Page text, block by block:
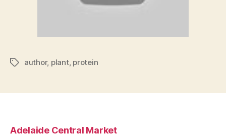
Tagsauthor, plant, protein
Adelaide Central Market